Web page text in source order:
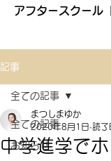
アフタースクール
記事
全ての記事
お知らせ
全ての記事
中学進学で
まつしまゆか
2020年8月1日 読